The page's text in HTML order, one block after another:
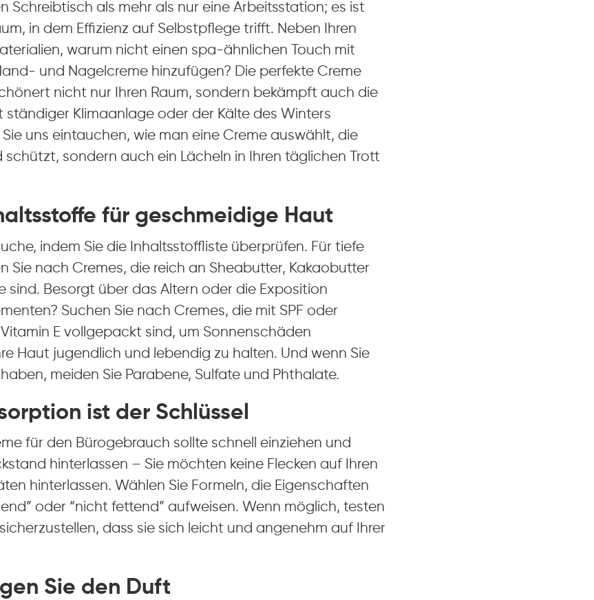
Schreibtisch als mehr als nur eine Arbeitsstation; es ist
in dem Effizienz auf Selbstpflege trifft. Neben Ihren
warum nicht einen spa-ähnlichen Touch mit
und Nagelcreme hinzufügen? Die perfekte Creme
nicht nur Ihren Raum, sondern bekämpft auch die
ständiger Klimaanlage oder der Kälte des Winters
uns eintauchen, wie man eine Creme auswählt, die
sondern auch ein Lächeln in Ihren täglichen Trott
für geschmeidige Haut
indem Sie die Inhaltsstoffliste überprüfen. Für tiefe
Sie nach Cremes, die reich an Sheabutter, Kakaobutter
sind. Besorgt über das Altern oder die Exposition
Suchen Sie nach Cremes, die mit SPF oder
E vollgepackt sind, um Sonnenschäden
Haut jugendlich und lebendig zu halten. Und wenn Sie
meiden Sie Parabene, Sulfate und Phthalate.
ist der Schlüssel
für den Bürogebrauch sollte schnell einziehen und
hinterlassen – Sie möchten keine Flecken auf Ihren
hinterlassen. Wählen Sie Formeln, die Eigenschaften
oder “nicht fettend” aufweisen. Wenn möglich, testen
dass sie sich leicht und angenehm auf Ihrer
Sie den Duft